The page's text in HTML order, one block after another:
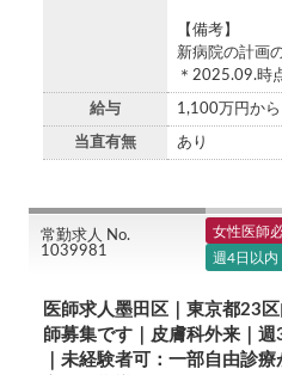
【備考】
新病院の計画
＊2025.09.時
給与 1,100万円か
当直有無 あり
常勤求人 No.
1039981
女性医師
週4日以内
医師求人墨田区｜東京都23
師募集です｜皮膚科外来｜
｜未経験者可：一部自由診